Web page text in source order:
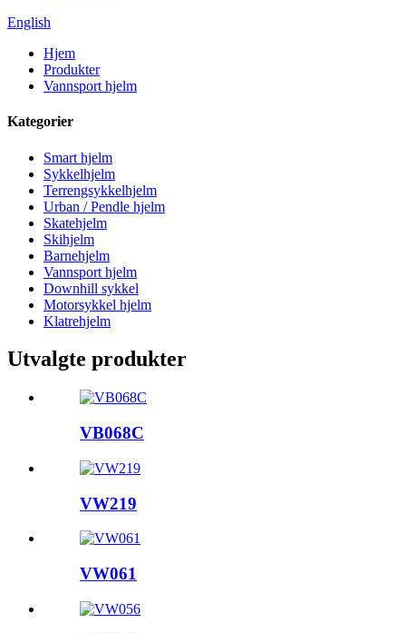
English
Hjem
Produkter
Vannsport hjelm
Kategorier
Smart hjelm
Sykkelhjelm
Terrengsykkelhjelm
Urban / Pendle hjelm
Skatehjelm
Skihjelm
Barnehjelm
Vannsport hjelm
Downhill sykkel
Motorsykkel hjelm
Klatrehjelm
Utvalgte produkter
VB068C
VW219
VW061